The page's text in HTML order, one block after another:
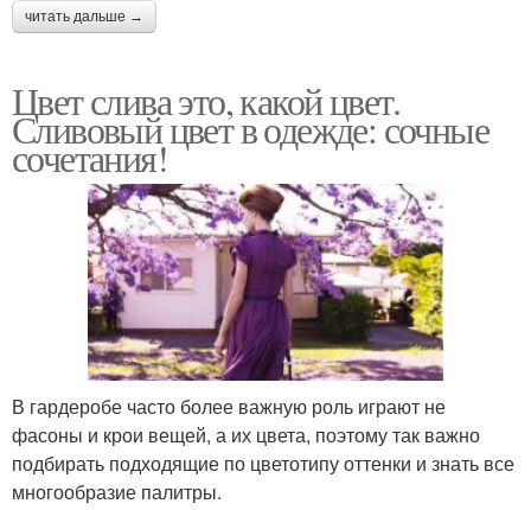
читать дальше →
Цвет слива это, какой цвет.
Сливовый цвет в одежде: сочные
сочетания!
В гардеробе часто более важную роль играют не
фасоны и крои вещей, а их цвета, поэтому так важно
подбирать подходящие по цветотипу оттенки и знать все
многообразие палитры.